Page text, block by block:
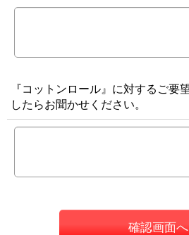
『コットンロール』に対するご要
したらお聞かせください。
確認画面へ